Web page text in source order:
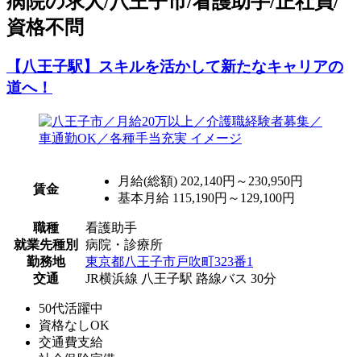
資格不問
【八王子駅】スキルを活かして新たなキャリアの
道へ！
賃金
月給(総額) 202,140円～230,950円
基本月給 115,190円～129,100円
職種
看護助手
就業先種別
病院・診療所
勤務地
東京都八王子市戸吹町323番1
交通
JR横浜線 八王子駅 路線バス 30分
50代活躍中
資格なしOK
交通費支給